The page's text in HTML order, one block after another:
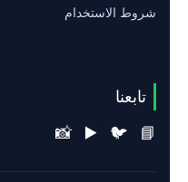
شروط الاستخدام
تابعنا
📘
🐦
▶️
📸